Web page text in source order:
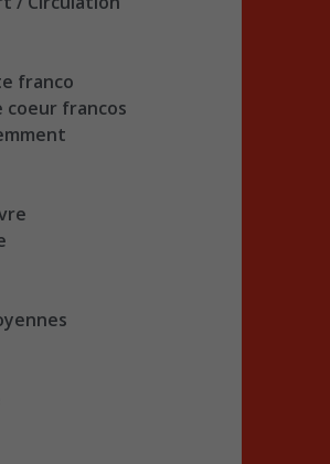
franco
coeur francos